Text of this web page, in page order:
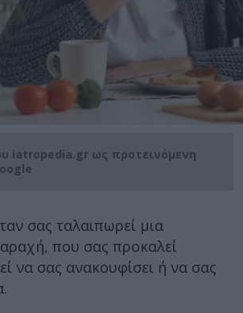
iatropedia.gr ως προτεινόμενη
σας ταλαιπωρεί μια
που σας προκαλεί
να σας ανακουφίσει ή να σας